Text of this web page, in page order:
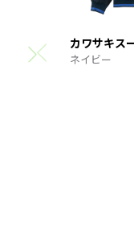
カワサキス
ネイビー